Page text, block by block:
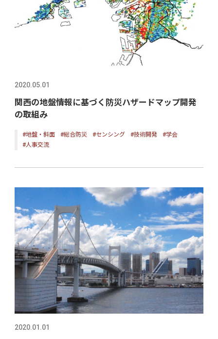
2020.05.01
関西の地盤情報に基づく防災ハザードマップ開発
の取組み
#地盤・斜面 #総合防災 #センシング #技術開発
#学会
#人事交流
2020.01.01